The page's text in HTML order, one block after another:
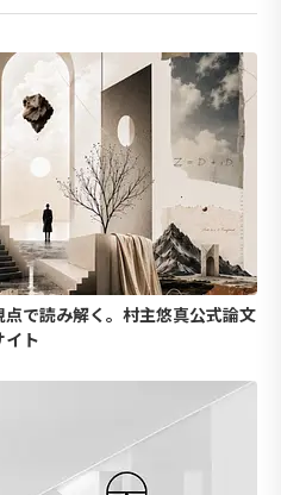
で読み解く。村主悠真公式論文
イト